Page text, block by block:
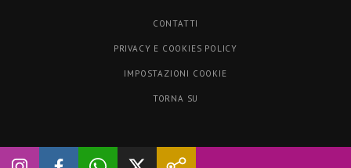
CONTATTI
PRIVACY E COOKIES POLICY
IMPOSTAZIONI COOKIE
TORNA SU